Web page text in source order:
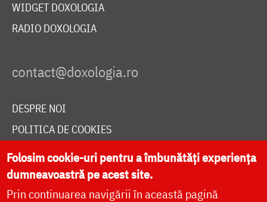
WIDGET DOXOLOGIA
RADIO DOXOLOGIA
DESPRE NOI
POLITICA DE COOKIES
DONEAZĂ ONLINE PENTRU CATEDRALA NAȚIONALĂ
LIVE
Folosim cookie-uri pentru a îmbunătăți experiența
dumneavoastră pe acest site.
Prin continuarea navigării în această pagină